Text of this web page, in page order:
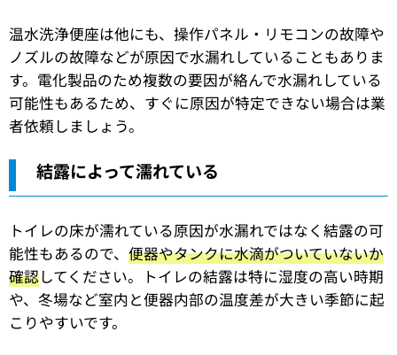
温水洗浄便座は他にも、操作パネル・リモコンの故障や
ノズルの故障などが原因で水漏れしていることもありま
す。電化製品のため複数の要因が絡んで水漏れしている
可能性もあるため、すぐに原因が特定できない場合は業
者依頼しましょう。
結露によって濡れている
トイレの床が濡れている原因が水漏れではなく結露の可
能性もあるので、 便器やタンクに水滴がついていないか
確認してください。トイレの結露は特に湿度の高い時期
や、冬場など室内と便器内部の温度差が大きい季節に起
こりやすいです。